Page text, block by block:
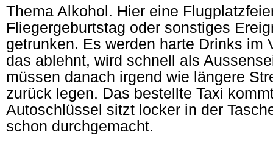
Thema Alkohol. Hier eine
Fliegergeburtstag oder sonstiges
getrunken. Es werden harte Drinks im
das ablehnt, wird schnell als
müssen danach irgend wie längere
zurück legen. Das bestellte Taxi
Autoschlüssel sitzt locker in der
schon durchgemacht.